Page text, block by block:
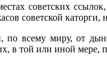
советских
советской
по всему миру, от
в той или иной мере,